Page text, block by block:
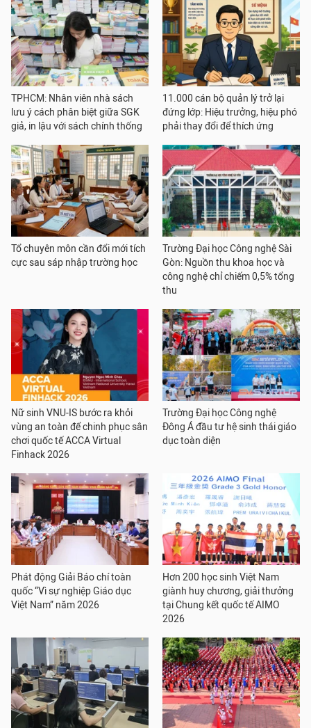
TPHCM: Nhân viên nhà sách
lưu ý cách phân biệt giữa SGK
giả, in lậu với sách chính thống
11.000 cán bộ quản lý trở lại
đứng lớp: Hiệu trưởng, hiệu phó
phải thay đổi để thích ứng
Tổ chuyên môn cần đổi mới tích
cực sau sáp nhập trường học
Trường Đại học Công nghệ Sài
Gòn: Nguồn thu khoa học và
công nghệ chỉ chiếm 0,5% tổng
thu
Nữ sinh VNU-IS bước ra khỏi
vùng an toàn để chinh phục sân
chơi quốc tế ACCA Virtual
Finhack 2026
Trường Đại học Công nghệ
Đông Á đầu tư hệ sinh thái giáo
dục toàn diện
Phát động Giải Báo chí toàn
quốc “Vì sự nghiệp Giáo dục
Việt Nam” năm 2026
Hơn 200 học sinh Việt Nam
giành huy chương, giải thưởng
tại Chung kết quốc tế AIMO
2026